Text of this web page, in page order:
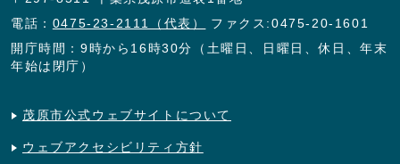
電話： 0475-23-2111（代表）
ファクス:0475-20-1601
開庁時間：9時から16時30分（土曜日、日曜日、休日、年末
年始は閉庁）
茂原市公式ウェブサイトについて
ウェブアクセシビリティ方針